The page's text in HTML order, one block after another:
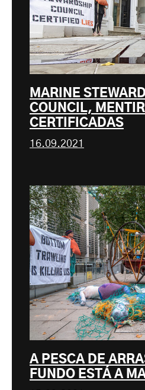
MARINE
COUNCIL,
CERTIFICADAS
16.09.2021
A PESCA DE
FUNDO ESTÁ A